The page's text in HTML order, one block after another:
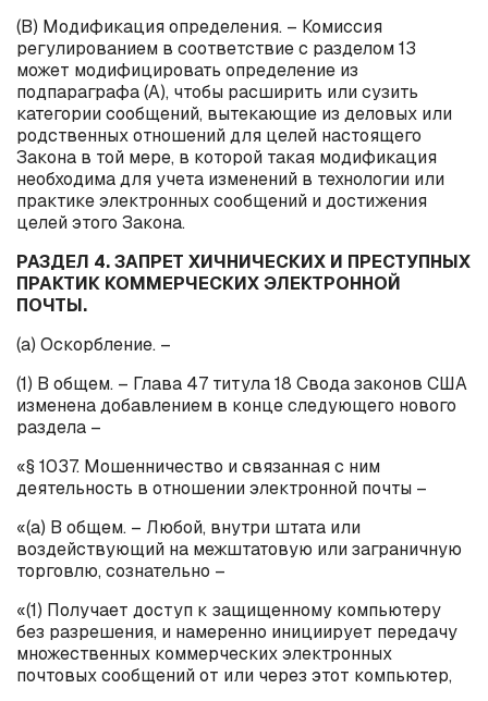
(B) Модификация определения. – Комиссия
регулированием в соответствие с разделом 13
может модифицировать определение из
подпараграфа (А), чтобы расширить или сузить
категории сообщений, вытекающие из деловых или
родственных отношений для целей настоящего
Закона в той мере, в которой такая модификация
необходима для учета изменений в технологии или
практике электронных сообщений и достижения
целей этого Закона.
РАЗДЕЛ 4.ЗАПРЕТ ХИЧНИЧЕСКИХ И ПРЕСТУПНЫХ
ПРАКТИК КОММЕРЧЕСКИХ ЭЛЕКТРОННОЙ
ПОЧТЫ.
(a) Оскорбление. –
(1) В общем. – Глава 47 титула 18 Свода законов США
изменена добавлением в конце следующего нового
раздела –
«§ 1037. Мошенничество и связанная с ним
деятельность в отношении электронной почты –
«(a) В общем. – Любой, внутри штата или
воздействующий на межштатовую или заграничную
торговлю, сознательно –
«(1) Получает доступ к защищенному компьютеру
без разрешения, и намеренно инициирует передачу
множественных коммерческих электронных
почтовых сообщений от или через этот компьютер,